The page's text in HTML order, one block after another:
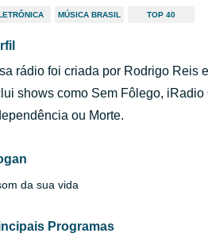
MÚSICA BRASIL TOP 40
rádio foi criada por Rodrigo Reis
shows como Sem Fôlego,
ou Morte.
da sua vida
Programas